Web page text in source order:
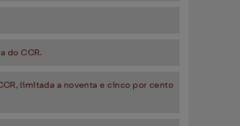
do CCR.
limitada a noventa e cinco por cento